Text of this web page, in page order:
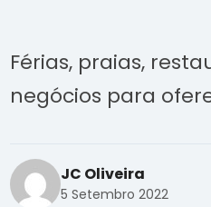
Férias, praias,
negócios para
JC Oliveira
5 Setembro 2022